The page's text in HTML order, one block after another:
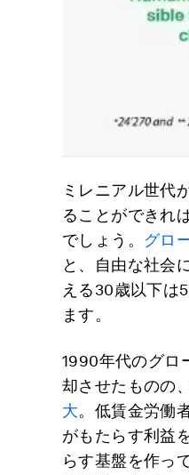
ミレニアル世代
ることができれ
でしょう。 グロ
と、自由な社会
える30歳以下は
ます。
1990年代のグロ
却させたものの
大。低賃金労働
がもたらす利益
らす基盤を作っ